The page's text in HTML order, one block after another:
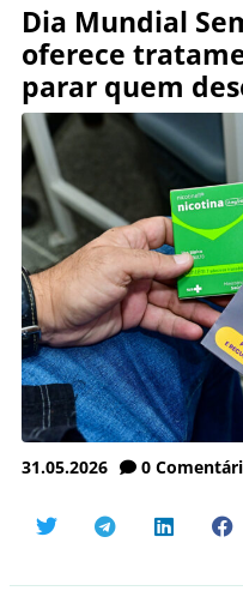
Dia Mundial
oferece
parar quem
31.05.2026 0